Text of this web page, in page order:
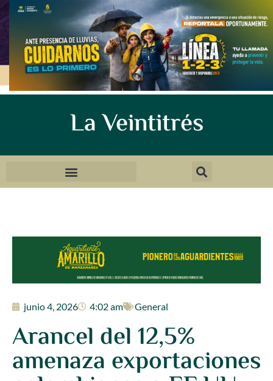
La Veintitrés
junio 4, 2026 4:02 am General
Arancel del 12,5%
amenaza exportaciones